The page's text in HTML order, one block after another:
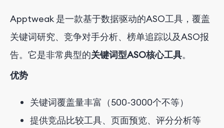
Apptweak 是一款基于数据驱动的ASO工具，覆盖
关键词研究、竞争对手分析、榜单追踪以及ASO报
告。它是非常典型的关键词型ASO核心工具。
优势
关键词覆盖量丰富（500~3000个不等）
提供竞品比较工具、页面预览、评分分析等